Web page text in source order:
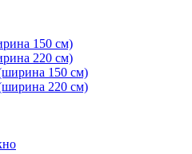
150 см)
220 см)
150 см)
220 см)